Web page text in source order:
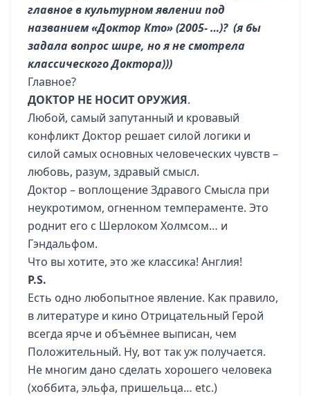
главное в культурном явлении под
названием «Доктор Кто» (2005- …)? (я бы
задала вопрос шире, но я не смотрела
классического Доктора)))
Главное?
ДОКТОР НЕ НОСИТ ОРУЖИЯ.
Любой, самый запутанный и кровавый
конфликт Доктор решает силой логики и
силой самых основных человеческих чувств –
любовь, разум, здравый смысл.
Доктор – воплощение Здравого Смысла при
неукротимом, огненном темпераменте. Это
роднит его с Шерлоком Холмсом… и
Гэндальфом.
Что вы хотите, это же классика! Англия!
P.S.
Есть одно любопытное явление. Как правило,
в литературе и кино Отрицательный Герой
всегда ярче и объёмнее выписан, чем
Положительный. Ну, вот так уж получается.
Не многим дано сделать хорошего человека
(хоббита, эльфа, пришельца… etc.)